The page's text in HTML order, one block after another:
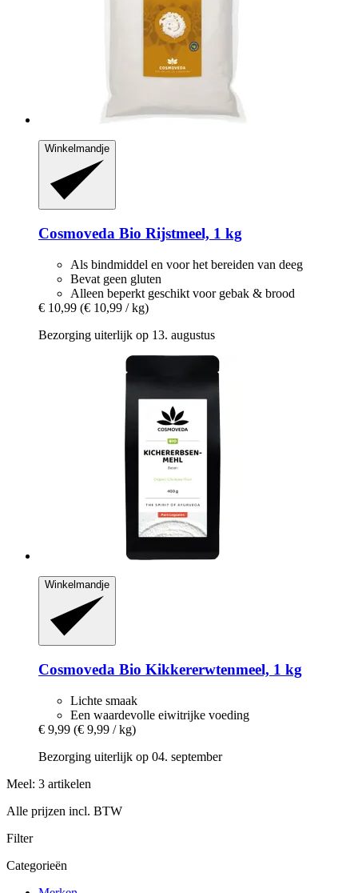
Winkelmandje
Cosmoveda Bio Rijstmeel, 1 kg
Als bindmiddel en voor het bereiden van deeg
Bevat geen gluten
Alleen beperkt geschikt voor gebak & brood
€ 10,99 (€ 10,99 / kg)
Bezorging uiterlijk op 13. augustus
Winkelmandje
Cosmoveda Bio Kikkererwtenmeel, 1 kg
Lichte smaak
Een waardevolle eiwitrijke voeding
€ 9,99 (€ 9,99 / kg)
Bezorging uiterlijk op 04. september
Meel: 3 artikelen
Alle prijzen incl. BTW
Filter
Categorieën